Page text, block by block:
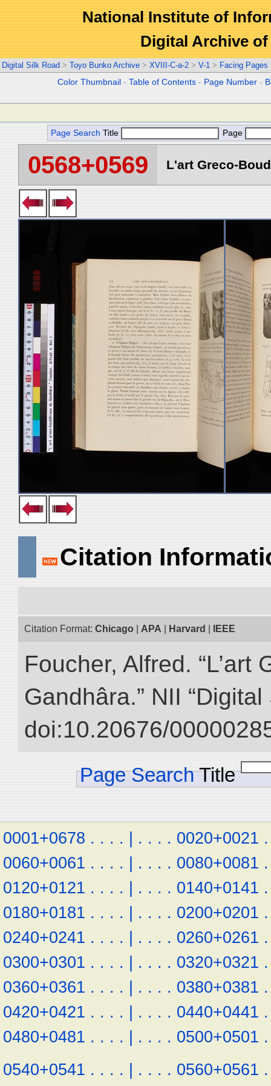
National Institute of
Digital Archive
Digital Silk Road > Toyo Bunko Archive > XVIII-C-a-2 > V-1 > Facing Pages
Color Thumbnail -Table of Contents - Page Number -
Page Search Title Page
0568+0569 L'art Greco-
Citation
Citation Format: Chicago APA Harvard IEEE
Foucher, Alfred.
Gandhâra.” NII
doi:10.20676/
Page Search Title
0001+0678 . . . . | . . . . 0020+0021 .
0060+0061 . . . . | . . . . 0080+0081 .
0120+0121 . . . . | . . . . 0140+0141 .
0180+0181 . . . . | . . . . 0200+0201 .
0240+0241 . . . . | . . . . 0260+0261 .
0300+0301 . . . . | . . . . 0320+0321 .
0360+0361 . . . . | . . . . 0380+0381 .
0420+0421 . . . . | . . . . 0440+0441 .
0480+0481 . . . . | . . . . 0500+0501 .
0540+0541 . . . . | . . . . 0560+0561 .